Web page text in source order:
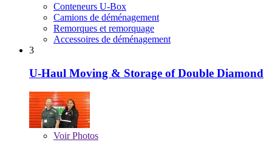
Conteneurs U-Box
Camions de déménagement
Remorques et remorquage
Accessoires de déménagement
3
U-Haul Moving & Storage of Double Diamond
VoirPhotos